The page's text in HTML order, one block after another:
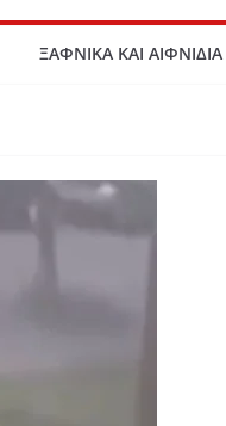
ΞΑΦΝΙΚΑ ΚΑΙ ΑΙΦΝΙΔΙΑ